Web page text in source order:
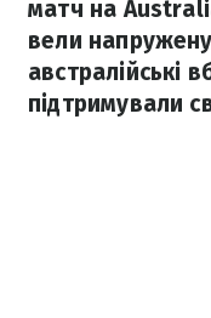
матч на
вели
австралійські
підтримували